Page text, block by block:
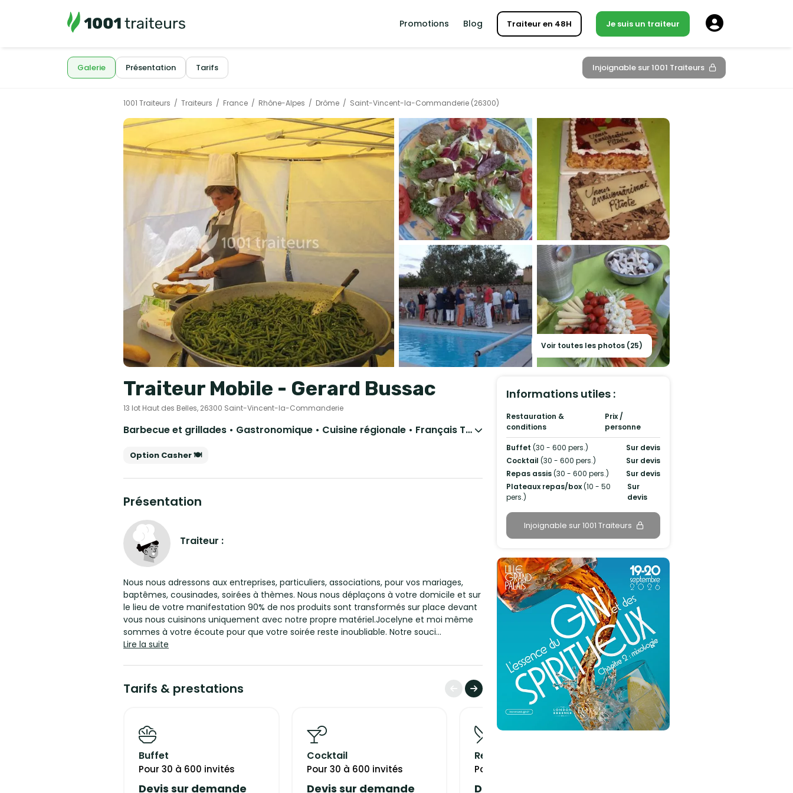
Promotions Blog Traiteur en 48H Je suis un traiteur
Galerie Présentation Tarifs Injoignable sur 1001 Traiteurs
1001 Traiteurs Traiteurs France Rhône-Alpes Drôme Saint-Vincent-la-Commanderie (26300)
Voir toutes les photos (25)
Traiteur Mobile - Gerard Bussac
13 lot Haut des Belles, 26300 Saint-Vincent-la-Commanderie
Barbecue et grillades • Gastronomique • Cuisine régionale • Français Traditionnel • Espagnol
Option Casher 🍽️
Présentation
Traiteur :
Nous nous adressons aux entreprises, particuliers, associations, pour vos mariages,
baptêmes, cousinades, soirées à thèmes. Nous nous déplaçons à votre domicile et sur
le lieu de votre manifestation 90% de nos produits sont transformés sur place devant
vous nous cuisinons uniquement avec notre propre matériel.Jocelyne et moi même
sommes à votre écoute pour que votre soirée reste inoubliable. Notre souci
permanent est de vous satisfaire grâce à notre expérience et notre savoir faire
vous proposons des menus complets festifs avec service à table et des apéritifs
dinatoire. Nous saurons vous guider dans le choix de votre menu en fonction de votre
budget et vos exigences culinaire nous intervenons sur les départements du
bouteille pour réchauffer vos plats si besoinNous disposons :- 2 chapiteaux pour la
fabrication des repas - Un véhicule frigorifique - Un véhicule utilitaire pour le transport
de notre matériel - 6 poêles de 250 a 1200 en fonte aluminium- 2 Fours industriel de 6
niveaux- 3 Planchas au gaz de 1100x250 - 2 Étuves 12 niveaux - 2 Friteuses - 4
Lire la suite
Tarifs & prestations
Buffet
Pour 30 à 600 invités
Devis sur demande
Cocktail
Pour 30 à 600 invités
Devis sur demande
Repas assis
Pour 30 à 600 invités
Devis sur demande
Informations utiles :
Restauration &
conditions
Prix /
personne
Buffet(30 - 600 pers.)
Sur devis
Cocktail(30 - 600 pers.)
Sur devis
Repas assis(30 - 600 pers.)
Sur devis
Plateaux repas/box(10 - 50
pers.)
Sur
devis
Injoignable sur 1001 Traiteurs